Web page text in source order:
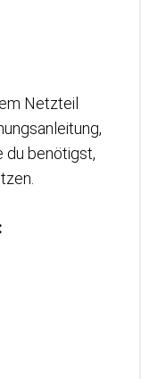
Netzteil
du benötigst,